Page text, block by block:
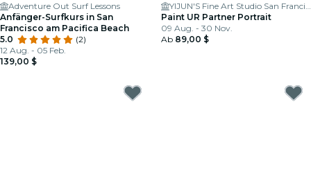
Adventure Out Surf Lessons
Anfänger-Surfkurs in San
Francisco am Pacifica Beach
5.0
(2)
12 Aug. - 05 Feb.
139,00 $
YIJUN'S Fine Art Studio San Francisco
Paint UR Partner Portrait
09 Aug. - 30 Nov.
Ab 89,00 $